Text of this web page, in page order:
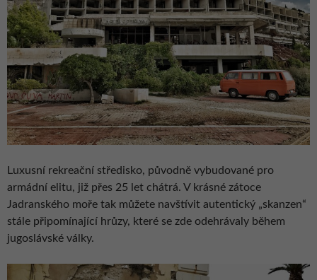
Luxusní rekreační středisko, původně vybudované pro
armádní elitu, již přes 25 let chátrá. V krásné zátoce
Jadranského moře tak můžete navštívit autentický „skanzen“
stále připomínající hrůzy, které se zde odehrávaly během
jugoslávské války.